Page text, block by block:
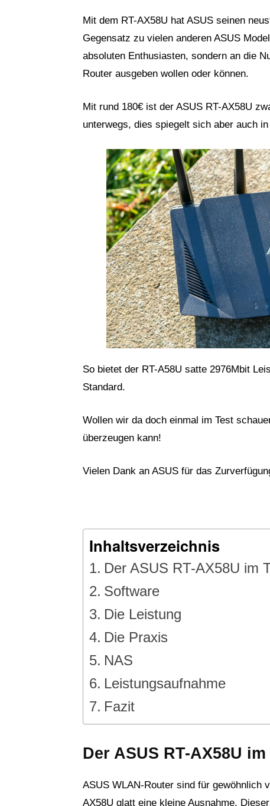
Mit dem RT-AX58U hat ASUS seinen
Gegensatz zu vielen anderen ASUS
absoluten Enthusiasten, sondern an die
Router ausgeben wollen oder können.
Mit rund 180€ ist der ASUS RT-AX58U
unterwegs, dies spiegelt sich aber auch
So bietet der RT-A58U satte 2976Mbit
Standard.
Wollen wir da doch einmal im Test
überzeugen kann!
Vielen Dank an ASUS für das
Inhaltsverzeichnis
Der ASUS RT-AX58U im
Software
Die Leistung
Die Praxis
NAS
Leistungsaufnahme
Fazit
Der ASUS RT-AX58U im
ASUS WLAN-Router sind für gewöhnlich
AX58U glatt eine kleine Ausnahme.